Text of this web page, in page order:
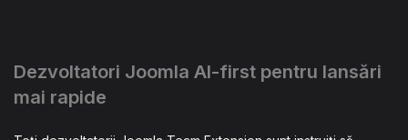
Dezvoltatori Joomla AI-first pentru lansări
mai rapide